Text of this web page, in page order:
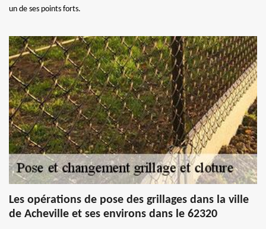
un de ses points forts.
Les opérations de pose des grillages dans la ville
de Acheville et ses environs dans le 62320